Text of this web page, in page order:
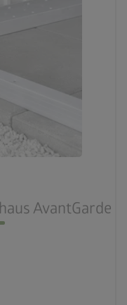
AvantGarde